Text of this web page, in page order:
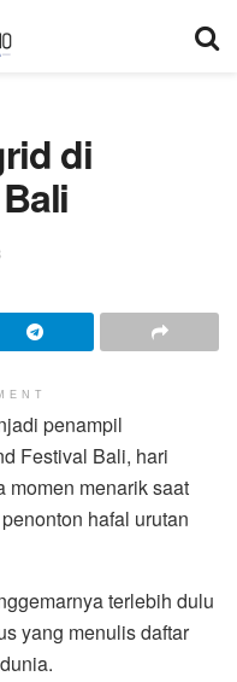
di
penampil
Festival Bali, hari
momen menarik saat
hafal urutan
terlebih dulu
yang menulis daftar